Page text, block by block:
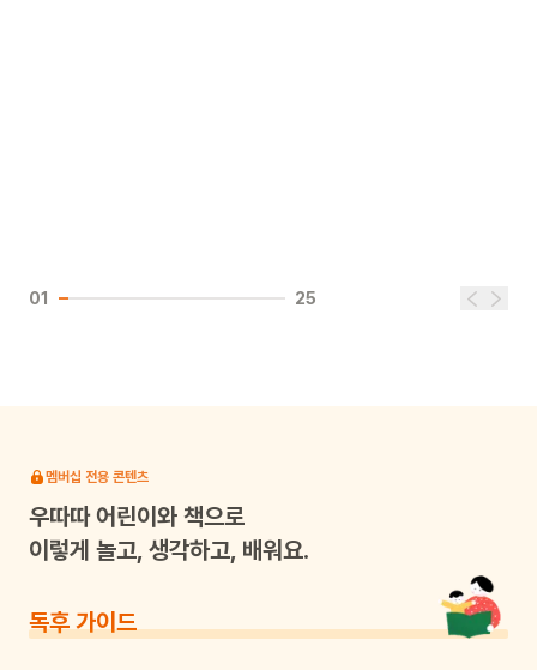
01 25
멤버십 전용 콘텐츠
우따따어린이와 책으로
이렇게 놀고, 생각하고, 배워요.
독후 가이드